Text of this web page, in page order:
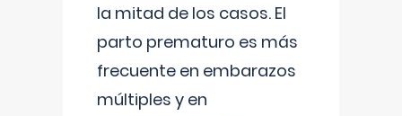
la mitad de los casos. El
parto prematuro es más
frecuente en embarazos
múltiples y en